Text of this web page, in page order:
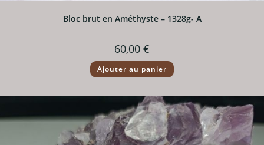
Bloc brut en Améthyste – 1328g- A
60,00 €
Ajouter au panier